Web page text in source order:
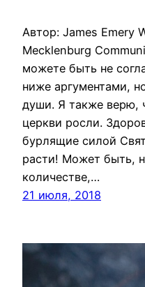
Автор: James Emery
Mecklenburg
можете быть не
ниже аргументами,
души. Я также верю,
церкви росли.
бурлящие силой
расти! Может быть,
количестве,…
21 июля, 2018